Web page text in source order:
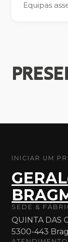
Equipas
INICIAR UM
SEDE &
QUINTA DAS
5300-443